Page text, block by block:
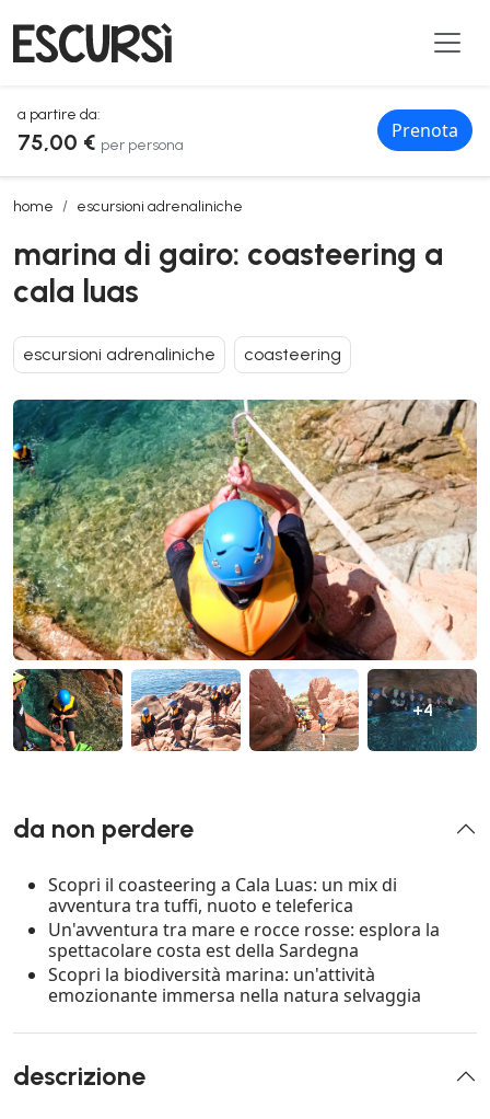
a partire da:
75,00 € per persona
Prenota
home escursioni adrenaliniche
marina di gairo: coasteering a cala luas
marina di gairo: coasteering a
cala luas
escursioni adrenaliniche coasteering
+4
da non perdere
Scopri il coasteering a Cala Luas: un mix di
avventura tra tuffi, nuoto e teleferica
Un'avventura tra mare e rocce rosse: esplora la
spettacolare costa est della Sardegna
Scopri la biodiversità marina: un'attività
emozionante immersa nella natura selvaggia
descrizione